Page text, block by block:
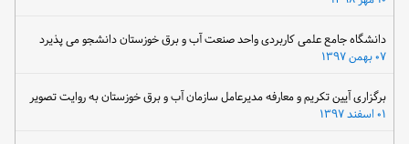
دانشگاه جامع علمی کاربردی واحد صنعت آب و برق خوزستان دانشجو می پذیرد
۰۷ بهمن ۱۳۹۷
برگزاری آیین تکریم و معارفه مدیرعامل سازمان آب و برق خوزستان به روایت تصویر